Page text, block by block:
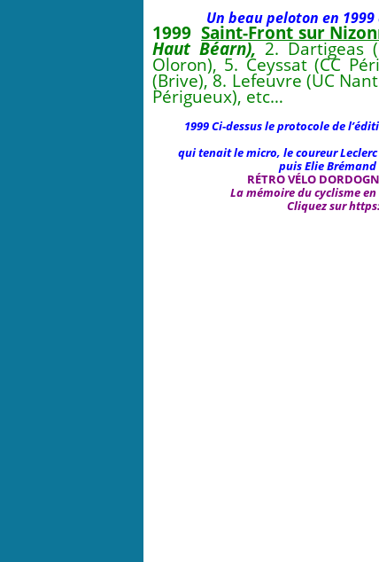
Un beau peloton en
1999Saint-Front sur
Haut Béarn), 2. Dartigeas
Oloron), 5. Ceyssat (CC
(Brive), 8. Lefeuvre (UC
Périgueux), etc…
1999 Ci-dessus le protocole de
qui tenait le micro, le coureur
puis Elie
RÉTRO VÉLO
La mémoire du cyclisme
Cliquez sur